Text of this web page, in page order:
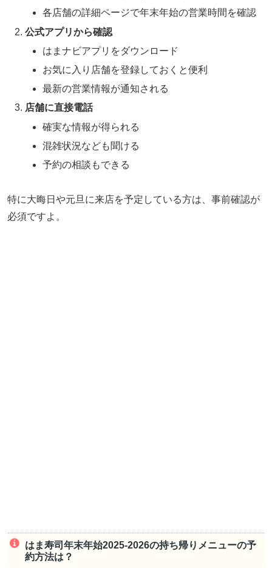
各店舗の詳細ページで年末年始の営業時間を確認
公式アプリから確認
はまナビアプリをダウンロード
お気に入り店舗を登録しておくと便利
最新の営業情報が通知される
店舗に直接電話
確実な情報が得られる
混雑状況なども聞ける
予約の相談もできる
特に大晦日や元旦に来店を予定している方は、事前確認が
必須ですよ。
はま寿司年末年始2025-2026の持ち帰りメニューの予
約方法は？